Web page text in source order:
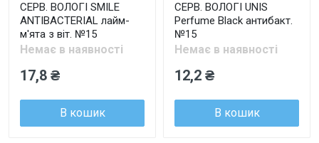
СЕРВ. ВОЛОГІ SMILE
ANTIBACTERIAL лайм-
м'ята з віт. №15
Немає в наявності
17,8 ₴
В кошик
СЕРВ. ВОЛОГІ UNIS
Perfume Black антибакт.
№15
Немає в наявності
12,2 ₴
В кошик